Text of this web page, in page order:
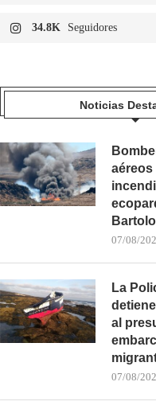
34.8K Seguidores
Noticias
aéreos
07/08/
La
al
07/08/